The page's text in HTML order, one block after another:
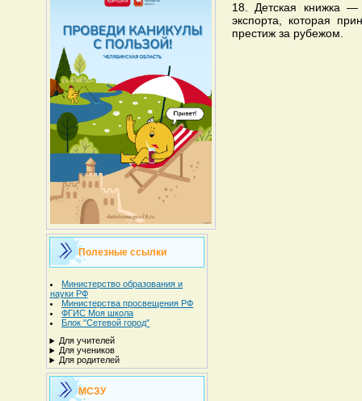
Полезные ссылки
Министерство образования и
науки РФ
Министерства просвещения РФ
ФГИС Моя школа
Блок "Сетевой город"
Для учителей
Для учеников
Для родителей
МСЗУ
18. Детская книжка —
экспорта, которая
престиж за рубежом.